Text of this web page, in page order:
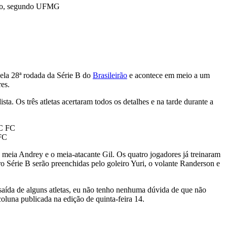
segundo UFMG
28ª rodada da Série B do Brasileirão e acontece em meio a um
Os três atletas acertaram todos os detalhes e na tarde durante a
Andrey e o meia-atacante Gil. Os quatro jogadores já treinaram
Série B serão preenchidas pelo goleiro Yuri, o volante Randerson e
de alguns atletas, eu não tenho nenhuma dúvida de que não
publicada na edição de quinta-feira 14.